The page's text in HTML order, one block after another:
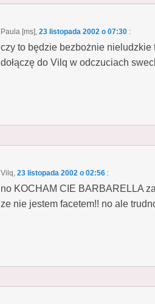
Paula [ms], 23 listopada 2002 o 07:30 :
czy to będzie bezbożnie
dołączę do Vilq w odczuciach
Vilq 23 listopada 2002 o 02:56 :
no KOCHAM CIE BARBARELLA
ze nie jestem facetem!! no ale